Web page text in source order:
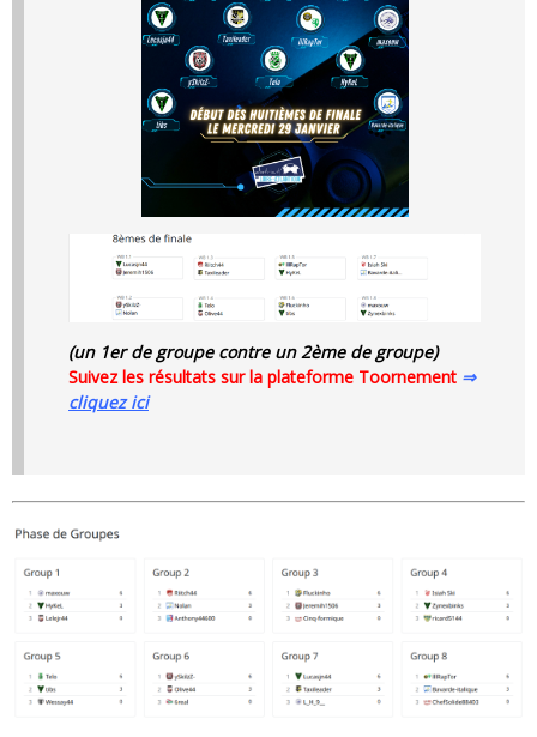
(un 1er de groupe contre un 2ème de groupe)
Suivez les résultats sur la plateforme Toornement ⇒
cliquez ici